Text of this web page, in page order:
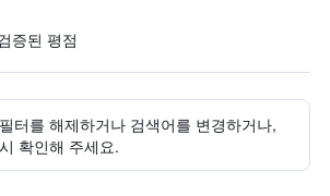
증된 평점
터를 해제하거나 검색어를 변경하거나,
확인해 주세요.